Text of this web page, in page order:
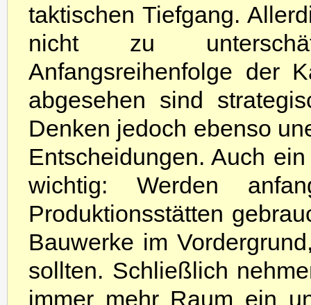
taktischen Tiefgang.
nicht zu
Anfangsreihenfolge der
abgesehen sind
Denken jedoch ebenso
Entscheidungen. Auch
wichtig: Werden
Produktionsstätten
Bauwerke im
sollten. Schließlich
immer mehr Raum ein